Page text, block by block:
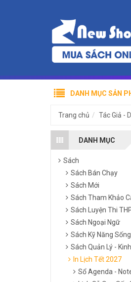
DANH MỤC SẢN
Trang chủ Tác Giả -
DANH MỤC
Sách
Sách Bán Chạy
Sách Mới
Sách Tham Khảo
Sách Luyện Thi
Sách Ngoại Ngữ
Sách Kỹ Năng Sống
Sách Quản Lý -
In Lịch Tết 2027
Sổ Agenda -